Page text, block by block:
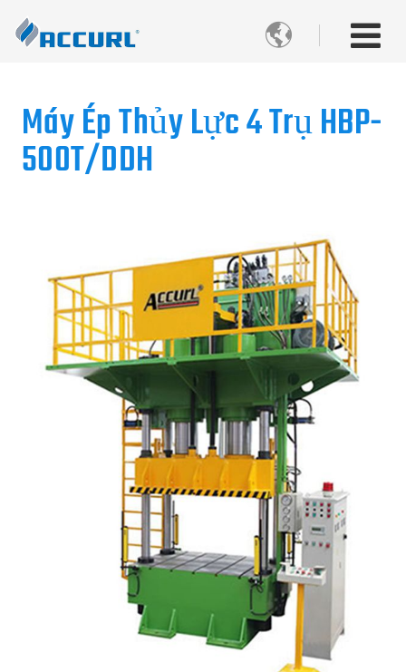

Máy Ép Thủy Lực 4 Trụ HBP-
500T/DDH